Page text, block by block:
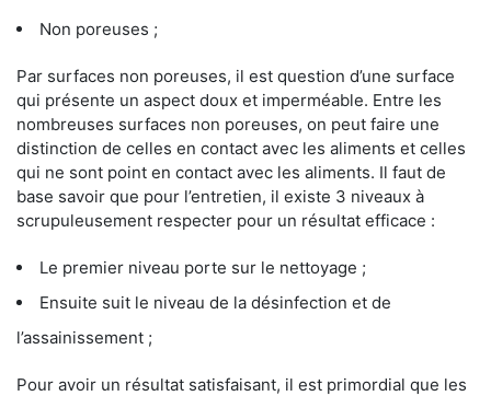
Non poreuses ;
Par surfaces non poreuses, il est question d’une surface
qui présente un aspect doux et imperméable. Entre les
nombreuses surfaces non poreuses, on peut faire une
distinction de celles en contact avec les aliments et celles
qui ne sont point en contact avec les aliments. Il faut de
base savoir que pour l’entretien, il existe 3 niveaux à
scrupuleusement respecter pour un résultat efficace :
Le premier niveau porte sur le nettoyage ;
Ensuite suit le niveau de la désinfection et de
l’assainissement ;
Pour avoir un résultat satisfaisant, il est primordial que les